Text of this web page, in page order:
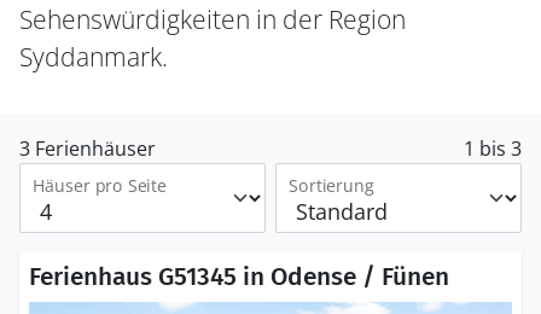
Sehenswürdigkeiten in der Region
Syddanmark.
3 Ferienhäuser 1 bis 3
Häuser pro Seite Sortierung
Ferienhaus G51345 in Odense / Fünen